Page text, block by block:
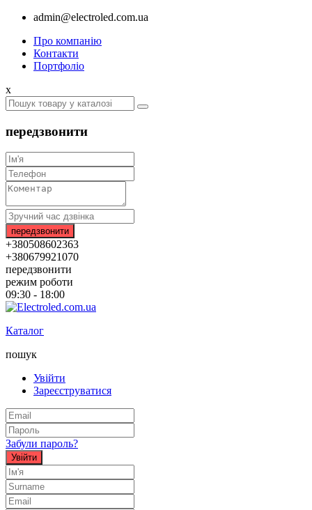
admin@electroled.com.ua
Про компанію
Контакти
Портфоліо
x
передзвонити
+380508602363
+380679921070
передзвонити
режим роботи
09:30 - 18:00
Каталог
пошук
Увійти
Зареєструватися
Забули пароль?
Увійти